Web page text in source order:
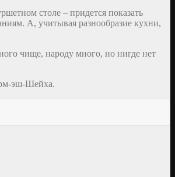
столе – придется показать
А, учитывая разнообразие кухни,
чище, народу много, но нигде нет
эш-Шейха.